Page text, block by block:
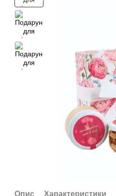
Опис Характеристики